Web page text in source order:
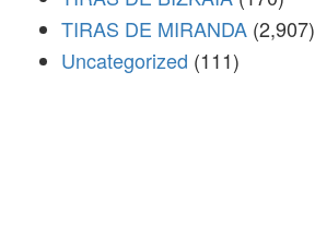
TIRAS DE MIRANDA (2,907)
Uncategorized (111)